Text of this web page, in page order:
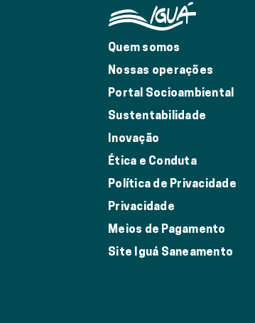
Quem somos
Nossas operações
Portal Socioambiental
Sustentabilidade
Inovação
Ética e Conduta
Política de Privacidade
Privacidade
Meios de Pagamento
Site Iguá Saneamento